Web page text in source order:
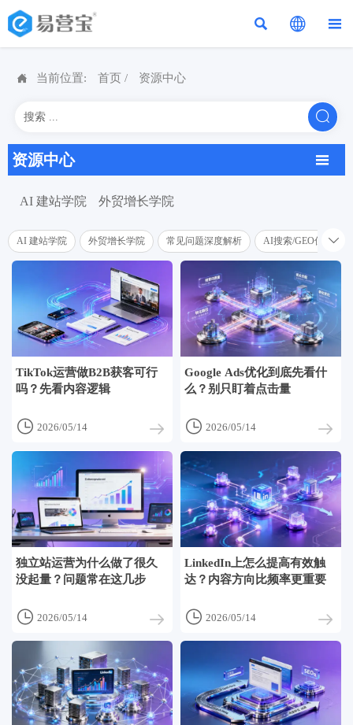
  
 当前位置: 首页 / 资源中心

资源中心 
AI 建站学院 外贸增长学院
AI 建站学院 外贸增长学院 常见问题深度解析 AI搜索/GEO优化学院

TikTok运营做B2B获客可行
吗？先看内容逻辑
 2026/05/14
Google Ads优化到底先看什
么？别只盯着点击量
 2026/05/14
独立站运营为什么做了很久
没起量？问题常在这几步
 2026/05/14
LinkedIn上怎么提高有效触
达？内容方向比频率更重要
 2026/05/14